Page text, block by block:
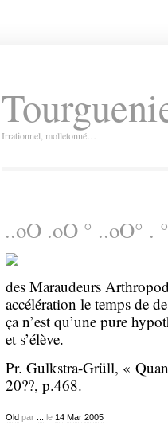
Irrationnel, molletonné…
..oO .oO ° ..oO° .
des Maraudeurs
accélération le temps de
ça n’est qu’une pure
et s’élève.
Pr. Gulkstra-Grüll, «
20??, p.468.
Oldpar le 14 Mar 2005